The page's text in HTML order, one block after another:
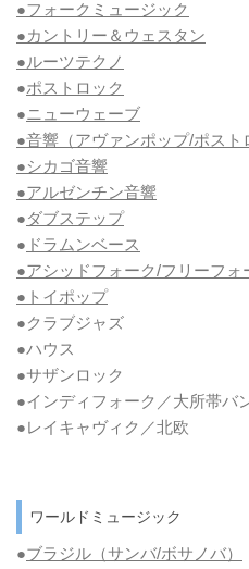
●フォークミュージック
●カントリー＆ウェスタン
●ルーツテクノ
●ポストロック
●ニューウェーブ
●音響（アヴァンポップ/ポスト
●シカゴ音響
●アルゼンチン音響
●ダブステップ
● ドラムンベース
●アシッドフォーク/フリーフォ
●トイポップ
●クラブジャズ
●ハウス
●サザンロック
●インディフォーク／大所帯バ
●レイキャヴィク／北欧
ワールドミュージック
●ブラジル（サンバ/ボサノバ）